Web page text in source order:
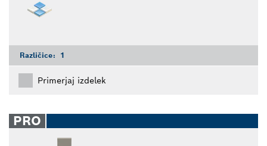
Različice: 1
Primerjaj izdelek
PRO